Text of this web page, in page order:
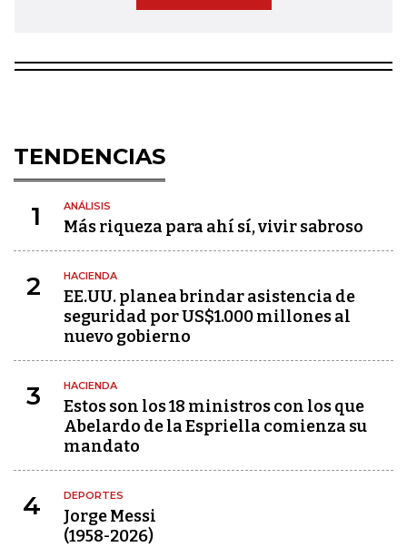
TENDENCIAS
1 ANÁLISIS
Más riqueza para ahí sí, vivir sabroso
2 HACIENDA
EE.UU. planea brindar asistencia de
seguridad por US$1.000 millones al
nuevo gobierno
3 HACIENDA
Estos son los 18 ministros con los que
Abelardo de la Espriella comienza su
mandato
4 DEPORTES
Jorge Messi
(1958-2026)